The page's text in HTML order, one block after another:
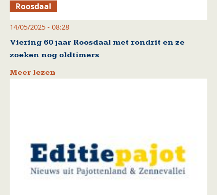
Roosdaal
14/05/2025 - 08:28
Viering 60 jaar Roosdaal met rondrit en ze
zoeken nog oldtimers
Meer lezen